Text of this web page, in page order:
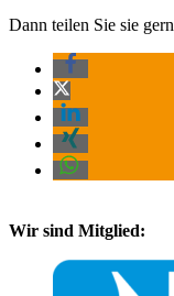
Dann teilen Sie sie
Wir sind Mitglied: